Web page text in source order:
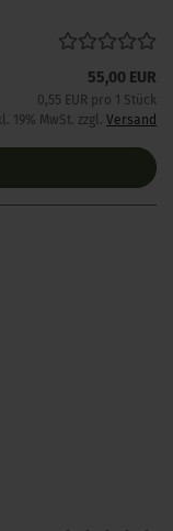
55,00 EUR
0,55 EUR pro 1 Stück
19% MwSt. zzgl. Versand